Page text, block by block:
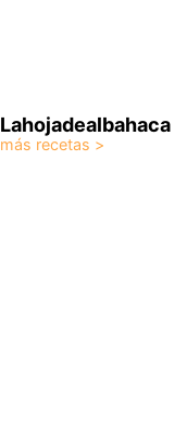
Lahojadealbahaca